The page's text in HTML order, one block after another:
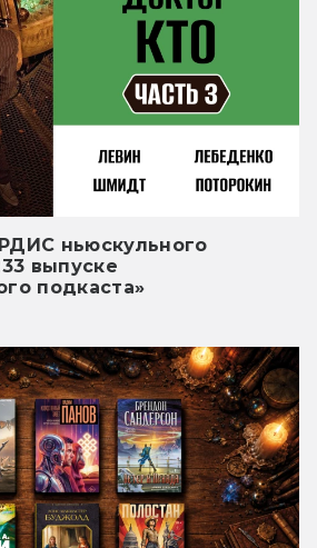
ньюскульного
выпуске
подкаста»